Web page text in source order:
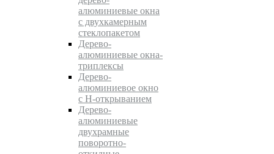
алюминиевые окна
c двухкамерным
стеклопакетом
Дерево-
алюминиевые окна-
триплексы
Дерево-
алюминиевое окно
с Н-открыванием
Дерево-
алюминиевые
двухрамные
поворотно-